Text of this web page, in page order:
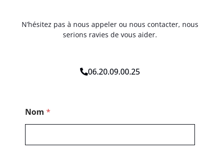
N’hésitez pas à nous appeler ou nous contacter, nous
serions ravies de vous aider.
06.20.09.00.25
Nom *